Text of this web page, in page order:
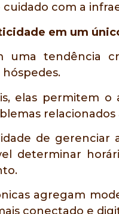
com a
em um
uma tendência
elas permitem
de gerenciar
determinar
agregam
conectado e